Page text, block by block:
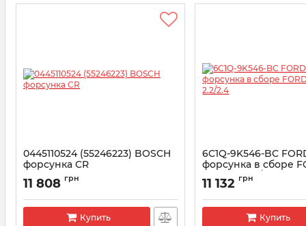
0445110524 (55246223) BOSCH
форсунка CR
Артикул: 0445110524
11 808 грн
Купить
6C1Q-9K546-BC
форсунка в сборе
TRANSIT 2.2/2.4
Артикул:
11 132 грн
Купить